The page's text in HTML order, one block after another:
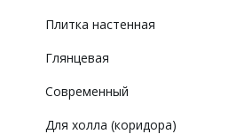
Плитка настенная
Глянцевая
Современный
Для холла (коридора)